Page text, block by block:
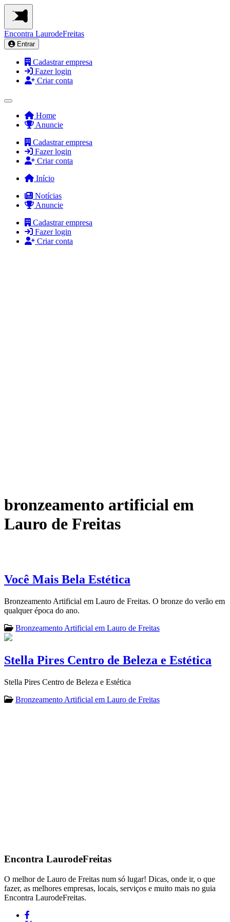
Encontra LaurodeFreitas
Entrar
Cadastrar empresa
Fazer login
Criar conta
Home
Anuncie
Cadastrar empresa
Fazer login
Criar conta
Início
Notícias
Anuncie
Cadastrar empresa
Fazer login
Criar conta
bronzeamento artificial em
Lauro de Freitas
Você Mais Bela Estética
Bronzeamento Artificial em Lauro de Freitas. O bronze do verão em
qualquer época do ano.
Bronzeamento Artificial em Lauro de Freitas
Stella Pires Centro de Beleza e Estética
Stella Pires Centro de Beleza e Estética
Bronzeamento Artificial em Lauro de Freitas
Encontra LaurodeFreitas
O melhor de Lauro de Freitas num só lugar! Dicas, onde ir, o que
fazer, as melhores empresas, locais, serviços e muito mais no guia
Encontra LaurodeFreitas.